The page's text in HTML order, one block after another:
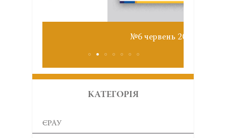
№6 червень 2026
КАТЕГОРІЯ
ЄРАУ